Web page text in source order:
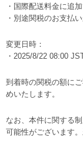
・国際配送料金に追
・別途関税のお支払
変更日時：
・2025/8/22 08:00
到着時の関税の額に
めいたします。
なお、本件に関する
可能性がございます